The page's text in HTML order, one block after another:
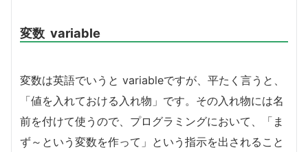
変数 variable
変数は英語でいうと variableですが、平たく言うと、
「値を入れておける入れ物」です。その入れ物には名
前を付けて使うので、プログラミングにおいて、「ま
ず～という変数を作って」という指示を出されること